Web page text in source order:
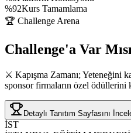
%92Kurs Tamamlama
🏆 Challenge Arena
Challenge'a Var
⚔️ Kapışma Zamanı; Yeteneğini
sponsor firmaların özel ödüllerini
Detaylı Tanıtım Sayfasını
İST